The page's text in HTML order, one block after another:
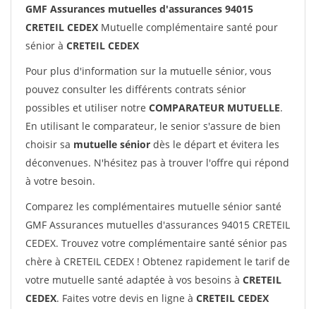
GMF Assurances mutuelles d'assurances 94015
CRETEIL CEDEX Mutuelle complémentaire santé pour
sénior à CRETEIL CEDEX
Pour plus d'information sur la mutuelle sénior, vous
pouvez consulter les différents contrats sénior
possibles et utiliser notre COMPARATEUR MUTUELLE.
En utilisant le comparateur, le senior s'assure de bien
choisir sa mutuelle sénior dès le départ et évitera les
déconvenues. N'hésitez pas à trouver l'offre qui répond
à votre besoin.
Comparez les complémentaires mutuelle sénior santé
GMF Assurances mutuelles d'assurances 94015 CRETEIL
CEDEX. Trouvez votre complémentaire santé sénior pas
chère à CRETEIL CEDEX ! Obtenez rapidement le tarif de
votre mutuelle santé adaptée à vos besoins à CRETEIL
CEDEX. Faites votre devis en ligne à CRETEIL CEDEX